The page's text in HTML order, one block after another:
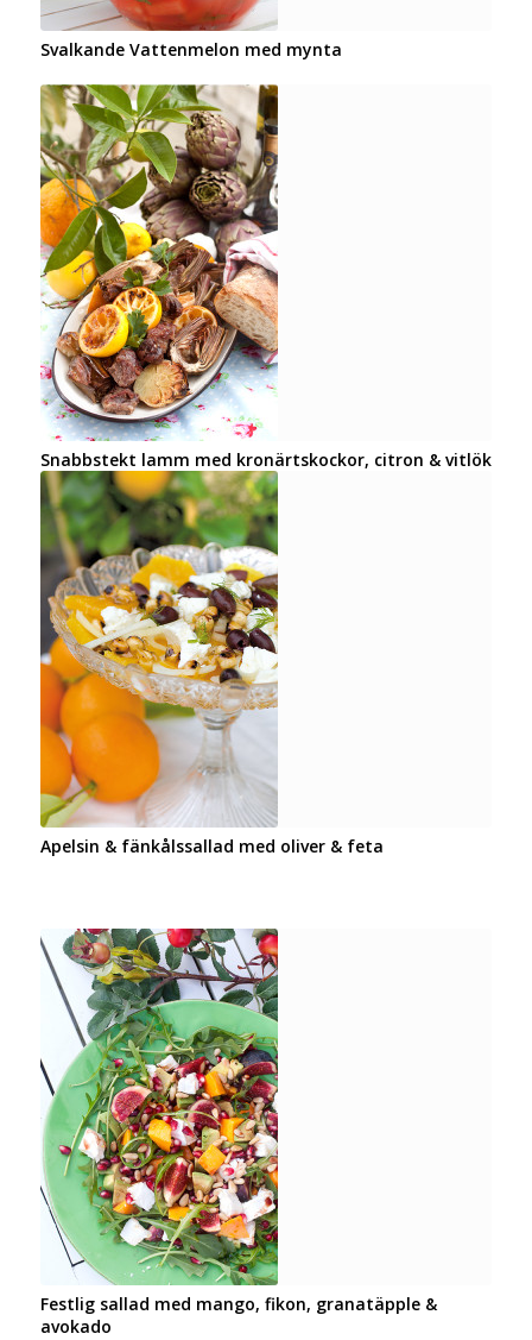
Svalkande Vattenmelon med mynta
Snabbstekt lamm med kronärtskockor, citron & vitlök
Apelsin & fänkålssallad med oliver & feta
Festlig sallad med mango, fikon, granatäpple &
avokado